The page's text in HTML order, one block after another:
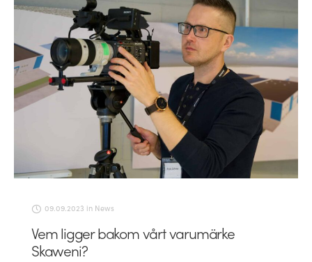
09.09.2023 in News
Vem ligger bakom vårt varumärke
Skaweni?